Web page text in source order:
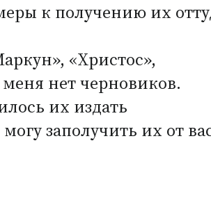
к получению их
«Христос»,
нет черновиков.
их издать
заполучить их от